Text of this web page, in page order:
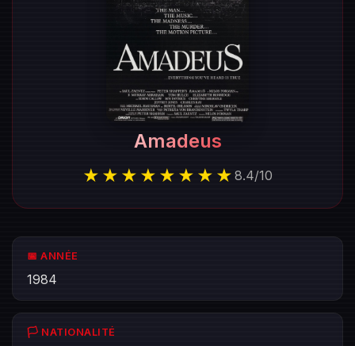
Amadeus
★★★★★★★★ 8.4/10
📅 ANNÉE
1984
🏳️ NATIONALITÉ